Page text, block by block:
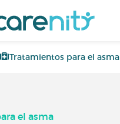
Tratamientos para el asma
el asma